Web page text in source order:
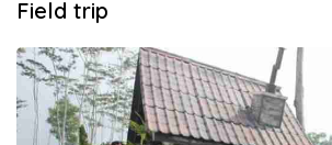
Field trip